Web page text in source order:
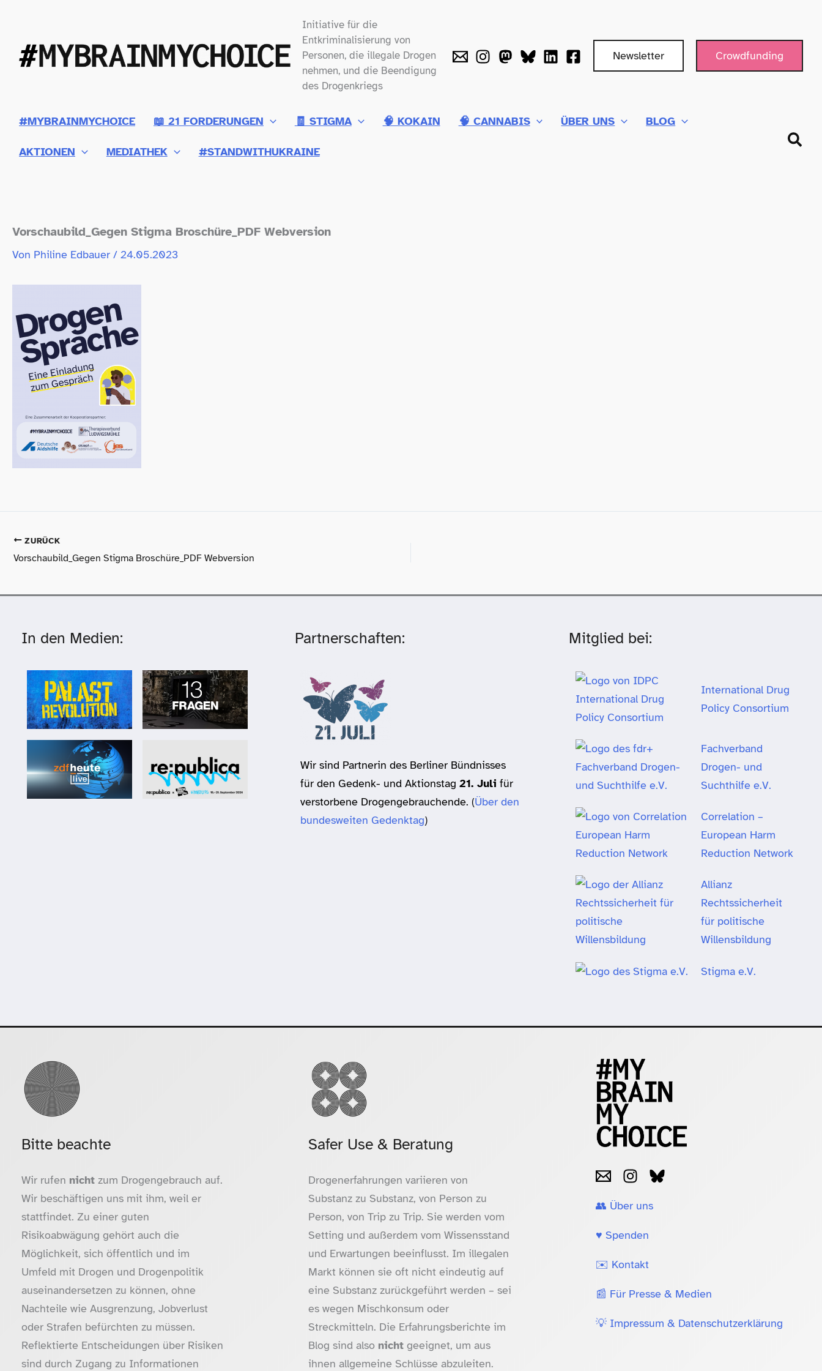
springen
Initiative für die
Entkriminalisierung von
Personen, die illegale Drogen
nehmen, und die Beendigung
des Drogenkriegs
Newsletter Crowdfunding
#MYBRAINMYCHOICE 📖 21 FORDERUNGEN 🧾 STIGMA 🧠 KOKAIN 🧠 CANNABIS ÜBER UNS BLOG
AKTIONEN MEDIATHEK #STANDWITHUKRAINE
Vorschaubild_​Gegen Stigma Broschüre_​PDF Webversion
Von Philine Edbauer / 24.05.2023
ZURÜCK
Vorschaubild_​Gegen Stigma Broschüre_​PDF Webversion
In den Medien: Partnerschaften:
Wir sind Partnerin des Berliner Bündnisses
für den Gedenk- und Aktionstag21. Juli für
verstorbene Drogengebrauchende. (Über den
bundesweiten Gedenktag)
Mitglied bei:
International Drug
Policy Consortium
Fachverband
Drogen- und
Suchthilfe e.V.
Correlation –
European Harm
Reduction Network
Allianz
Rechtssicherheit
für politische
Willensbildung
Stigma e.V.
Bitte beachte
Wir rufen nicht zum Drogengebrauch auf.
Wir beschäftigen uns mit ihm, weil er
stattfindet. Zu einer guten
Risikoabwägung gehört auch die
Möglichkeit, sich öffentlich und im
Umfeld mit Drogen und Drogenpolitik
auseinandersetzen zu können, ohne
Nachteile wie Ausgrenzung, Jobverlust
oder Strafen befürchten zu müssen.
Reflektierte Entscheidungen über Risiken
sind durch Zugang zu Informationen
Safer Use & Beratung
Drogenerfahrungen variieren von
Substanz zu Substanz, von Person zu
Person, von Trip zu Trip. Sie werden vom
Setting und außerdem vom Wissensstand
und Erwartungen beeinflusst. Im illegalen
Markt können sie oft nicht eindeutig auf
eine Substanz zurückgeführt werden – sei
es wegen Mischkonsum oder
Streckmitteln. Die Erfahrungsberichte im
Blog sind also nicht geeignet, um aus
ihnen allgemeine Schlüsse abzuleiten.
👥 Über uns
♥️ Spenden
✉️ Kontakt
📰 Für Presse & Medien
💡 Impressum & Datenschutzerklärung